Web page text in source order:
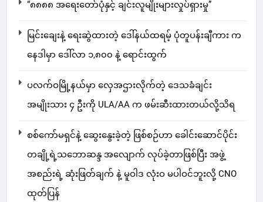
“၈၈၈၈ အရေးတော်ပုံနှင့် ချင်းလူမျိုးများလှုပ်ရှားမှု”
မြင်းချေးနဲ့ ရေးဆွဲထားတဲ့ ဒေါ်နယ်ထရမ့် ပုံတူပန်းချီကား က
နေဒါမှာ ဒေါ်လာ ၁,၈၀၀ နဲ့ ရောင်းထွက်
ပလက်ဝမြို့နယ်မှာ လှေအဌားလိုက်တဲ့ ဒေသခံချင်း
အမျိုးသား ၄ ဦးကို ULA/AA က ဖမ်းဆီးထားတယ်လို့သိရ
စစ်ကော်မရှင်နဲ့ ဆွေးနွေးခဲ့တဲ့ ဖြစ်စဉ်ဟာ ခေါင်းဆောင်ပိုင်း
တချို့ရဲ့သဘောဆန္ဒ အလျောက် လုပ်ခဲ့တာဖြစ်ပြီး အဖွဲ့
အစည်းရဲ့ ဆုံးဖြတ်ချက် နဲ့ မူဝါဒ လုံးဝ မပါဝင်ဘူးလို့ CNO
ထုတ်ပြန်